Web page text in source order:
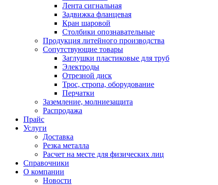
Лента сигнальная
Задвижка фланцевая
Кран шаровой
Столбики опознавательные
Продукция литейного производства
Сопутствующие товары
Заглушки пластиковые для труб
Электроды
Отрезной диск
Трос, стропа, оборудование
Перчатки
Заземление, молниезащита
Распродажа
Прайс
Услуги
Доставка
Резка металла
Расчет на месте для физических лиц
Справочники
О компании
Новости